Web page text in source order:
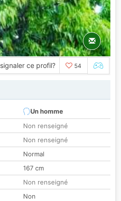
signaler ce profil? 54
Un homme
Non renseigné
Non renseigné
Normal
167 cm
Non renseigné
Non